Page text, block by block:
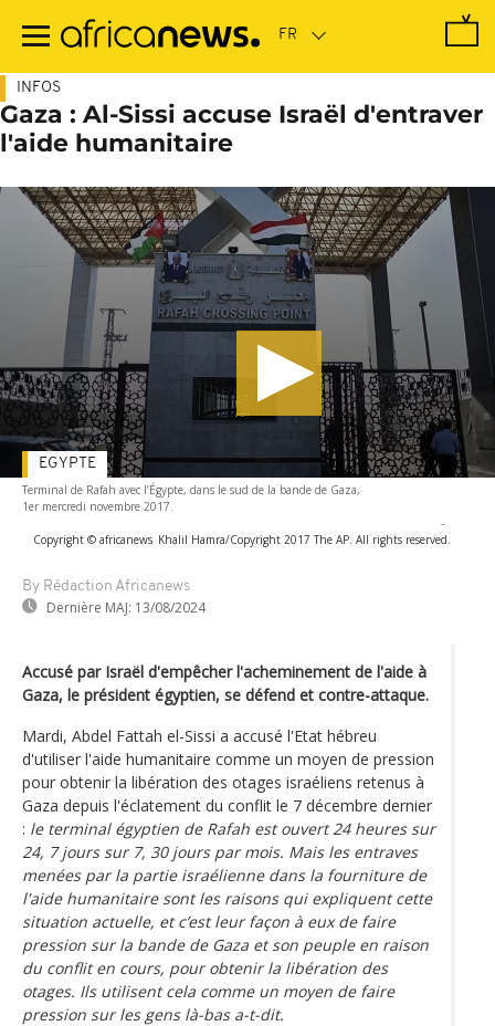
contenu
INFOS
Gaza : Al-Sissi accuse Israël d'entraver
l'aide humanitaire
Terminal de Rafah avec l’Égypte, dans le sud de la bande de Gaza,
1er mercredi novembre 2017.
-
Copyright © africanews Khalil Hamra/Copyright 2017 The AP. All rights reserved.
By Rédaction Africanews
Dernière MAJ: 13/08/2024
EGYPTE
Accusé par Israël d'empêcher l'acheminement de l'aide à
Gaza, le président égyptien, se défend et contre-attaque.
Mardi, Abdel Fattah el-Sissi a accusé l'Etat hébreu
d'utiliser l'aide humanitaire comme un moyen de pression
pour obtenir la libération des otages israéliens retenus à
Gaza depuis l'éclatement du conflit le 7 décembre dernier
: le terminal égyptien de Rafah est ouvert 24 heures sur
24, 7 jours sur 7, 30 jours par mois. Mais les entraves
menées par la partie israélienne dans la fourniture de
l'aide humanitaire sont les raisons qui expliquent cette
situation actuelle, et c’est leur façon à eux de faire
pression sur la bande de Gaza et son peuple en raison
du conflit en cours, pour obtenir la libération des
otages. Ils utilisent cela comme un moyen de faire
pression sur les gens là-bas a-t-dit.